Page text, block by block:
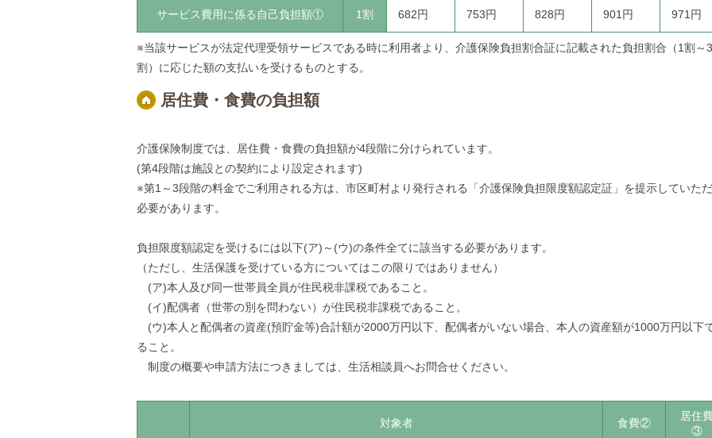
サービス費用に係る自己負担額① 1割 682円 753円 828円 901円 971円
※当該サービスが法定代理受領サービスである時に利用者より、介護保険負担割合証に記載された負担割合（1割～3
割）に応じた額の支払いを受けるものとする。
居住費・食費の負担額
介護保険制度では、居住費・食費の負担額が4段階に分けられています。
(第4段階は施設との契約により設定されます)
※第1～3段階の料金でご利用される方は、市区町村より発行される「介護保険負担限度額認定証」を提示していただ
必要があります。
負担限度額認定を受けるには以下(ア)～(ウ)の条件全てに該当する必要があります。
（ただし、生活保護を受けている方についてはこの限りではありません）
(ア)本人及び同一世帯員全員が住民税非課税であること。
(イ)配偶者（世帯の別を問わない）が住民税非課税であること。
(ウ)本人と配偶者の資産(預貯金等)合計額が2000万円以下、配偶者がいない場合、本人の資産額が1000万円以下
ること。
制度の概要や申請方法につきましては、生活相談員へお問合せください。
対象者 食費②
居住
③